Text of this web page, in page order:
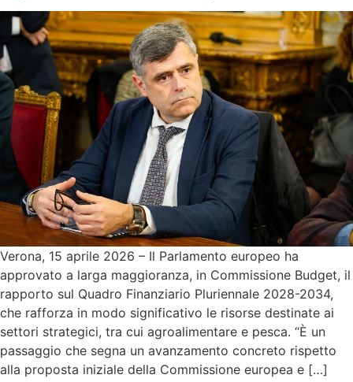
Verona, 15 aprile 2026 – Il Parlamento europeo ha
approvato a larga maggioranza, in Commissione Budget, il
rapporto sul Quadro Finanziario Pluriennale 2028-2034,
che rafforza in modo significativo le risorse destinate ai
settori strategici, tra cui agroalimentare e pesca. “È un
passaggio che segna un avanzamento concreto rispetto
alla proposta iniziale della Commissione europea e […]